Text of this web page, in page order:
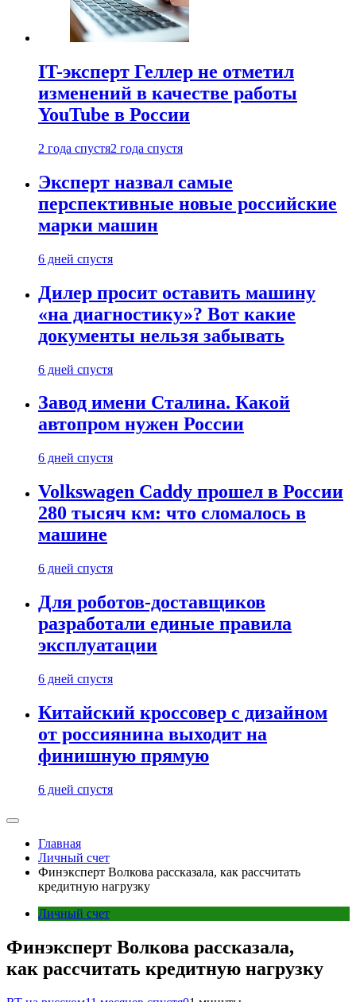
IT-эксперт Геллер не отметил
изменений в качестве работы
YouTube в России
2 года спустя2 года спустя
Эксперт назвал самые
перспективные новые российские
марки машин
6 дней спустя
Дилер просит оставить машину
«на диагностику»? Вот какие
документы нельзя забывать
6 дней спустя
Завод имени Сталина. Какой
автопром нужен России
6 дней спустя
Volkswagen Caddy прошел в России
280 тысяч км: что сломалось в
машине
6 дней спустя
Для роботов-доставщиков
разработали единые правила
эксплуатации
6 дней спустя
Китайский кроссовер с дизайном
от россиянина выходит на
финишную прямую
6 дней спустя
Главная
Личный счет
Финэксперт Волкова рассказала, как рассчитать
кредитную нагрузку
Личный счет
Финэксперт Волкова рассказала,
как рассчитать кредитную нагрузку